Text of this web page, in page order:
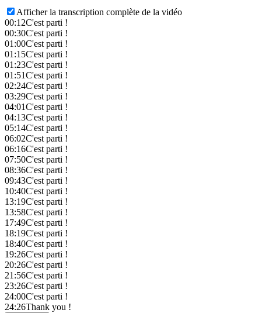
Afficher la transcription complète de la vidéo
00:12C'est parti !
00:30C'est parti !
01:00C'est parti !
01:15C'est parti !
01:23C'est parti !
01:51C'est parti !
02:24C'est parti !
03:29C'est parti !
04:01C'est parti !
04:13C'est parti !
05:14C'est parti !
06:02C'est parti !
06:16C'est parti !
07:50C'est parti !
08:36C'est parti !
09:43C'est parti !
10:40C'est parti !
13:19C'est parti !
13:58C'est parti !
17:49C'est parti !
18:19C'est parti !
18:40C'est parti !
19:26C'est parti !
20:26C'est parti !
21:56C'est parti !
23:26C'est parti !
24:00C'est parti !
24:26Thank you !